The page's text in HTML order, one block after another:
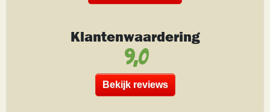
Klantenwaardering
9,0
Bekijk reviews